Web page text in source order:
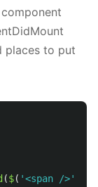
places to put
($( '<span />'